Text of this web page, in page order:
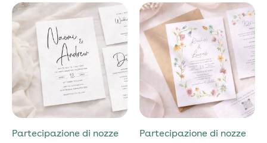
Partecipazione di nozze
Partecipazione di nozze